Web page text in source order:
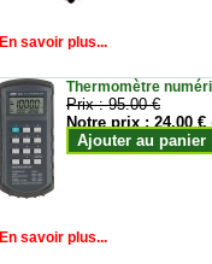
En savoir plus...
Thermomètre
Prix :95.00 €
Notre prix :24.00 €
Ajouter au panier
En savoir plus...